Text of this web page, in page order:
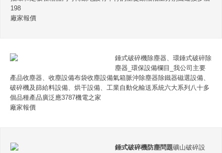
198
廠家報價
錘式破碎機除塵器、環錘式破碎除
塵器_環保設備欄目_我公司主要
產品收塵器、收塵設備布袋收塵設備氣箱脈沖除塵器除鐵器磁選設備、
破碎機及篩給料設備、烘干設備、工業自動化輸送系統六大系列八十多
個品種產品廣泛應3787機電之家
廠家報價
錘式破碎機防塵問題礦山破碎設